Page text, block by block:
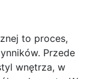
to proces,
Przede
wnętrza, w